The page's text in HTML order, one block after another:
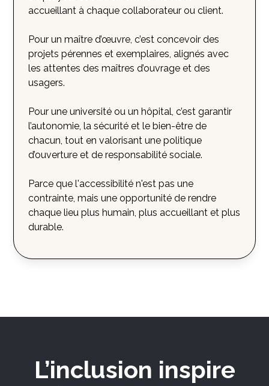
accueillant à chaque collaborateur ou client.
Pour un maître d’œuvre, c’est concevoir des
projets pérennes et exemplaires, alignés avec
les attentes des maîtres d’ouvrage et des
usagers.
Pour une université ou un hôpital, c’est garantir
l’autonomie, la sécurité et le bien-être de
chacun, tout en valorisant une politique
d’ouverture et de responsabilité sociale.
Parce que l'accessibilité n'est pas une
contrainte, mais une opportunité de rendre
chaque lieu plus humain, plus accueillant et plus
durable.
L’inclusion inspire